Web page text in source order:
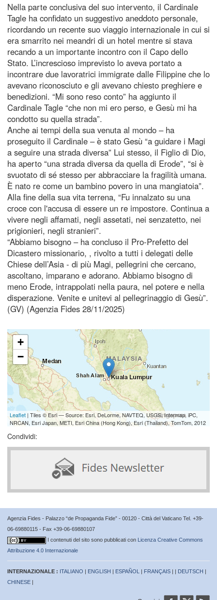
Nella parte conclusiva del suo intervento, il Cardinale
Tagle ha confidato un suggestivo aneddoto personale,
ricordando un recente suo viaggio internazionale in cui si
era smarrito nei meandri di un hotel mentre si stava
recando a un importante incontro con il Capo dello
Stato. L’increscioso imprevisto lo aveva portato a
incontrare due lavoratrici immigrate dalle Filippine che lo
avevano riconosciuto e gli avevano chiesto preghiere e
benedizioni. “Mi sono reso conto” ha aggiunto il
Cardinale Tagle “che non mi ero perso, e Gesù mi ha
condotto su quella strada”.
Anche ai tempi della sua venuta al mondo – ha
proseguito il Cardinale – è stato Gesù “a guidare i Magi
a seguire una strada diversa” Lui stesso, il Figlio di Dio,
ha aperto “una strada diversa da quella di Erode”, “si è
svuotato di sé stesso per abbracciare la fragilità umana.
È nato re come un bambino povero in una mangiatoia”.
Alla fine della sua vita terrena, “Fu innalzato su una
croce con l'accusa di essere un re impostore. Continua a
vivere negli affamati, negli assetati, nei senzatetto, nei
prigionieri, negli stranieri”.
“Abbiamo bisogno – ha concluso il Pro-Prefetto del
Dicastero missionario, , rivolto a tutti i delegati delle
Chiese dell’Asia - di più Magi, pellegrini che cercano,
ascoltano, imparano e adorano. Abbiamo bisogno di
meno Erode, intrappolati nella paura, nel potere e nella
disperazione. Venite e unitevi al pellegrinaggio di Gesù”.
(GV) (Agenzia Fides 28/11/2025)
+
−
Leaflet | Tiles © Esri — Source: Esri, DeLorme, NAVTEQ, USGS, Intermap, iPC,
NRCAN, Esri Japan, METI, Esri China (Hong Kong), Esri (Thailand), TomTom, 2012
Condividi:
Agenzia Fides - Palazzo “de Propaganda Fide” - 00120 - Città del Vaticano Tel. +39-
06-69880115 - Fax +39-06-69880107
I contenuti del sito sono pubblicati con Licenza Creative Commons
Attribuzione 4.0 Internazionale
INTERNAZIONALE : ITALIANO | ENGLISH | ESPAÑOL | FRANÇAIS | | DEUTSCH |
CHINESE |